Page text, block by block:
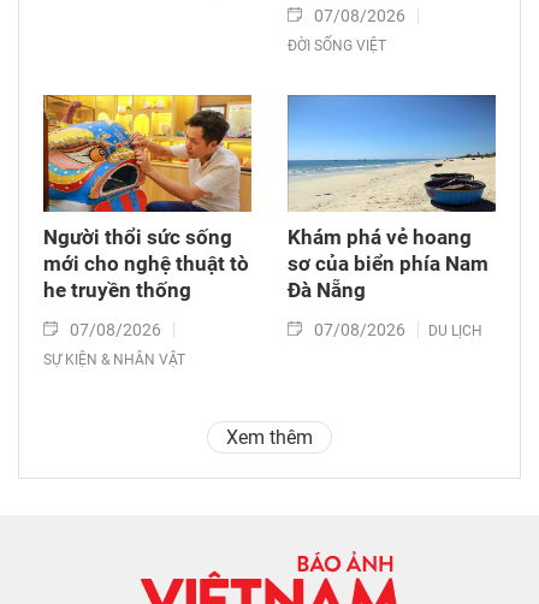
07/08/2026
ĐỜI SỐNG VIỆT
Người thổi sức sống
mới cho nghệ thuật tò
he truyền thống
07/08/2026
SỰ KIỆN & NHÂN VẬT
Khám phá vẻ hoang
sơ của biển phía Nam
Đà Nẵng
07/08/2026 DU LỊCH
Xem thêm